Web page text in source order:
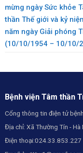
mừng ngày Sức khỏe
thần Thế giới và kỷ
năm ngày Giải phóng
(10/10/1954 – 10/10/
Bệnh viện Tâm thần
Cổng thông tin điện tử
Địa chỉ: Xã Thường Tín - Hà
Điện